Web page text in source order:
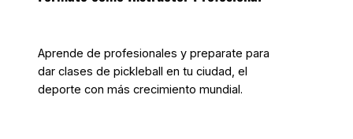
Aprende de profesionales y preparate para
dar clases de pickleball en tu ciudad, el
deporte con más crecimiento mundial.